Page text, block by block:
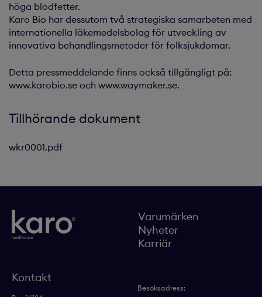
höga blodfetter.
Karo Bio har dessutom två strategiska samarbeten med
internationella läkemedelsbolag för utveckling av
innovativa behandlingsmetoder för folksjukdomar.
Detta pressmeddelande finns också tillgängligt på:
www.karobio.se och www.waymaker.se.
Tillhörande dokument
wkr0001.pdf
Varumärken
Nyheter
Karriär
Kontakt
Besöksadress: